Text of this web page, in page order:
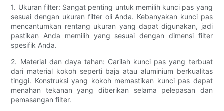
1. Ukuran filter: Sangat penting untuk memilih kunci pas yang
sesuai dengan ukuran filter oli Anda. Kebanyakan kunci pas
mencantumkan rentang ukuran yang dapat digunakan, jadi
pastikan Anda memilih yang sesuai dengan dimensi filter
spesifik Anda.
2. Material dan daya tahan: Carilah kunci pas yang terbuat
dari material kokoh seperti baja atau aluminium berkualitas
tinggi. Konstruksi yang kokoh memastikan kunci pas dapat
menahan tekanan yang diberikan selama pelepasan dan
pemasangan filter.